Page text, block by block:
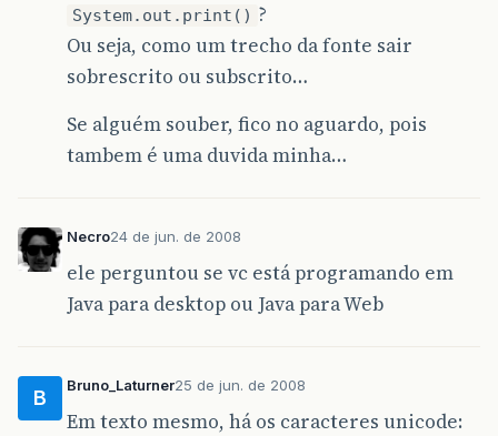
System.out.print() ?
Ou seja, como um trecho da fonte sair
sobrescrito ou subscrito…
Se alguém souber, fico no aguardo, pois
tambem é uma duvida minha…
Necro24 de jun. de 2008
ele perguntou se vc está programando em
Java para desktop ou Java para Web
B
Bruno_Laturner25 de jun. de 2008
Em texto mesmo, há os caracteres unicode: